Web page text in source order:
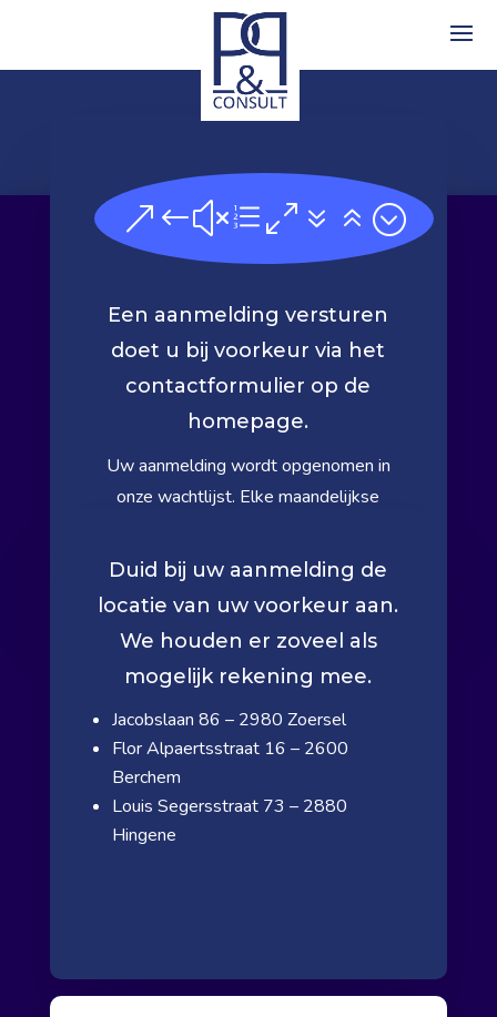
&#xe076;
Een aanmelding versturen
doet u bij voorkeur via het
contactformulier op de
homepage.
Uw aanmelding wordt opgenomen in
onze wachtlijst. Elke maandelijkse
update en laten wij u dit weten.
info@psycon.be
Duid bij uw aanmelding de
locatie van uw voorkeur aan.
We houden er zoveel als
mogelijk rekening mee.
Jacobslaan 86 – 2980 Zoersel
Flor Alpaertsstraat 16 – 2600
Berchem
Louis Segersstraat 73 – 2880
Hingene